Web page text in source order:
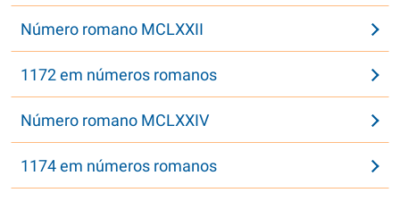
Número romano MCLXXII
1172 em números romanos
Número romano MCLXXIV
1174 em números romanos